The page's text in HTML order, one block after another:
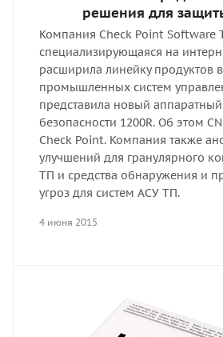
решения для
Компания Check Point Software
специализирующаяся на
расширила линейку продуктов
промышленных систем
представила новый
безопасности 1200R. Об этом
Check Point. Компания также
улучшений для гранулярного
ТП и средства обнаружения и
угроз для систем АСУ ТП.
4 июня 2015